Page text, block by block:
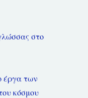
στο
έργα των
κόσμου